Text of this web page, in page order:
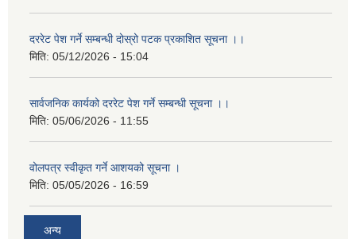
दररेट पेश गर्ने सम्बन्धी दोस्रो पटक प्रकाशित सूचना ।।
मिति: 05/12/2026 - 15:04
सार्वजनिक कार्यको दररेट पेश गर्ने सम्बन्धी सूचना ।।
मिति: 05/06/2026 - 11:55
वोलपत्र स्वीकृत गर्ने आशयको सूचना ।
मिति: 05/05/2026 - 16:59
अन्य